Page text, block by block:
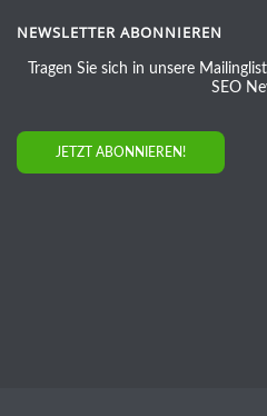
NEWSLETTER ABONNIEREN
Tragen Sie sich in unsere
SEO
JETZT ABONNIEREN!